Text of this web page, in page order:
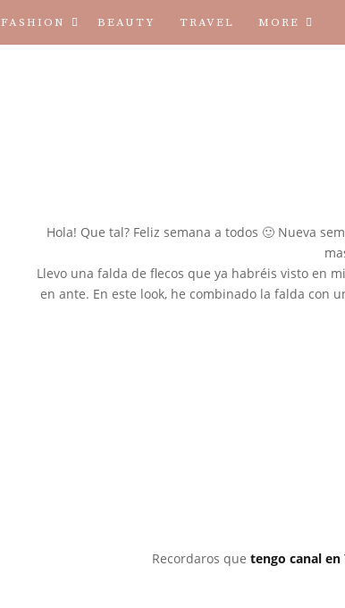
FASHION BEAUTY TRAVEL MORE
Hola! Que tal? Feliz semana a todos 🙂 Nueva
Llevo una falda de flecos que ya habréis visto en
en ante. En este look, he combinado la falda con
Recordaros que tengo canal en